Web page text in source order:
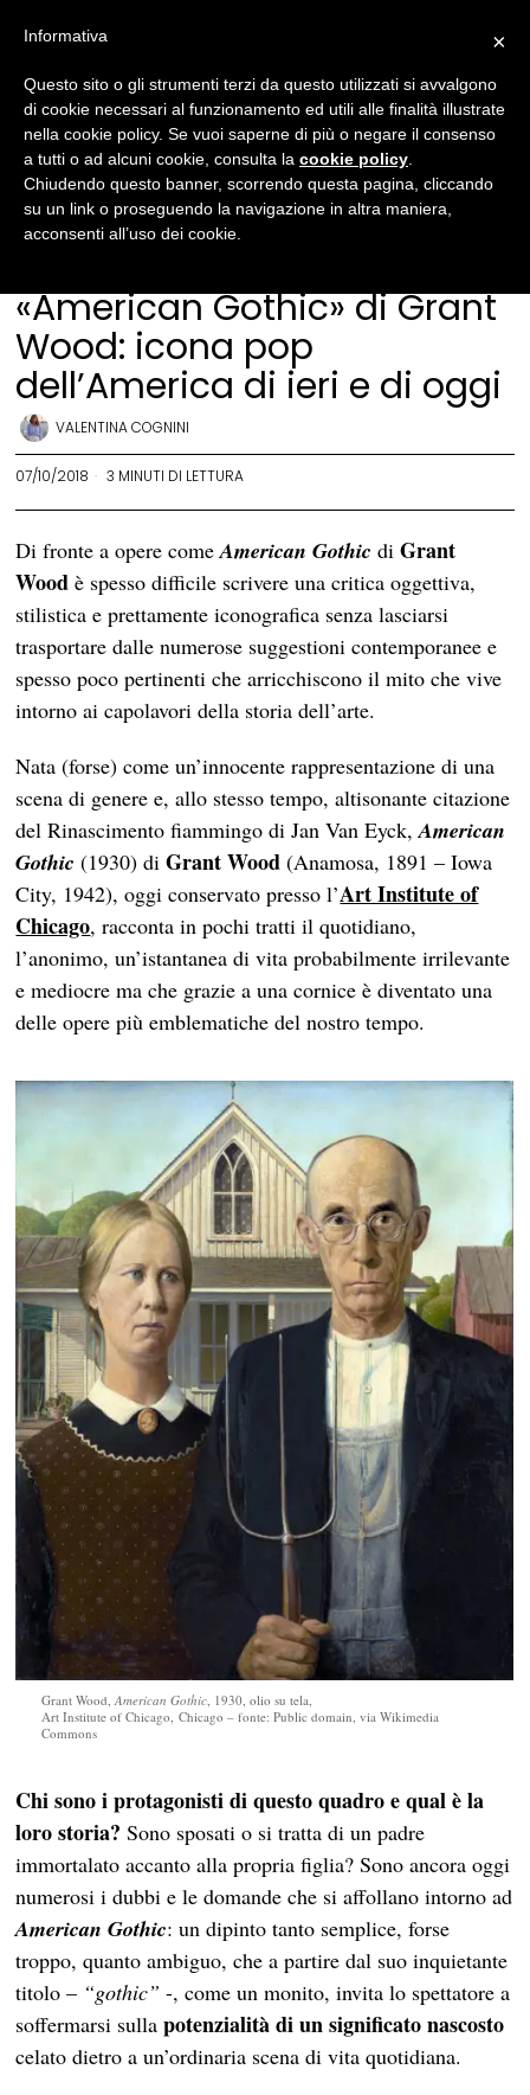
«American Gothic» di Grant
Wood: icona pop
dell’America di ieri e di oggi
VALENTINA COGNINI
07/10/2018 3 MINUTI DI LETTURA
Di fronte a opere comeAmerican Gothic diGrant
Woodè spesso difficile scrivere una critica oggettiva,
stilistica e prettamente iconografica senza lasciarsi
trasportare dalle numerose suggestioni contemporanee e
spesso poco pertinenti che arricchiscono il mito che vive
intorno ai capolavori della storia dell’arte.
Nata (forse) come un’innocente rappresentazione di una
scena di genere e, allo stesso tempo, altisonante citazione
del Rinascimento fiammingo di Jan Van Eyck,American
Gothic (1930) diGrant Wood (Anamosa, 1891 – Iowa
City, 1942), oggi conservato presso l’Art Institute of
Chicago, racconta in pochi tratti il quotidiano,
l’anonimo, un’istantanea di vita probabilmente irrilevante
e mediocre ma che grazie a una cornice è diventato una
delle opere più emblematiche del nostro tempo.
Grant Wood,American Gothic, 1930, olio su tela,
Art Institute of Chicago, Chicago – fonte: Public domain, via Wikimedia
Commons
Chi sono i protagonisti di questo quadro e qual è la
loro storia?Sono sposati o si tratta di un padre
immortalato accanto alla propria figlia? Sono ancora oggi
numerosi i dubbi e le domande che si affollano intorno ad
American Gothic: un dipinto tanto semplice, forse
troppo, quanto ambiguo, che a partire dal suo inquietante
titolo – “gothic” -, come un monito, invita lo spettatore a
soffermarsi sullapotenzialità di un significato nascosto
celato dietro a un’ordinaria scena di vita quotidiana.
×
Informativa
Questo sito o gli strumenti terzi da questo utilizzati si avvalgono
di cookie necessari al funzionamento ed utili alle finalità illustrate
nella cookie policy. Se vuoi saperne di più o negare il consenso
a tutti o ad alcuni cookie, consulta la cookie policy
Chiudendo questo banner, scorrendo questa pagina, cliccando
su un link o proseguendo la navigazione in altra maniera,
acconsenti all’uso dei cookie.